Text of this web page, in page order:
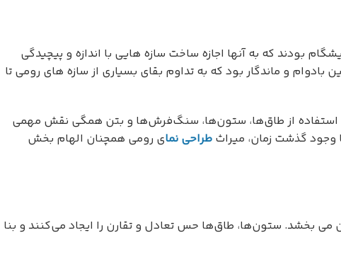
بودند که به آنها اجازه ساخت سازه هایی با اندازه و پیچیدگی
و ماندگار بود که به تداوم بقای بسیاری از سازه های رومی تا
استفاده از طاق‌ها، ستون‌ها، سنگ‌فرش‌ها و بتن همگی نقش مهمی
وجود گذشت زمان، میراث طراحی نمای رومی همچنان الهام بخش
بخشد. ستون‌ها، طاق‌ها حس تعادل و تقارن را ایجاد می‌کنند و بنا